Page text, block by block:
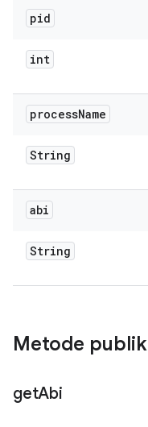
pid
int
processName
String
abi
String
Metode publik
getAbi